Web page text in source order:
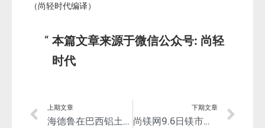
（尚轻时代编译）
本篇文章来源于微信公众号: 尚轻
时代
上期文章
海德鲁在巴西铝土矿区复垦有成效，濒危动物重新回到复垦区！
下期文章
尚镁网9.6日镁市场简评：镁市运行坚挺